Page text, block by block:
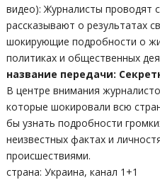
видео): Журналисты проводят
рассказывают о результатах
шокирующие подробности о
политиках и общественных
название передачи:
В центре внимания
которые шокировали всю
бы узнать подробности
неизвестных фактах и
происшествиями.
страна: Украина, канал 1+1